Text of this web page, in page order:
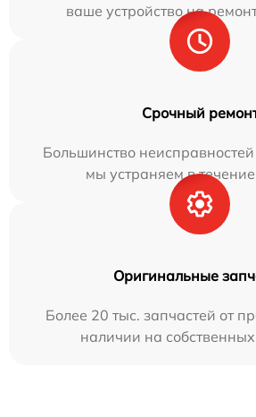
ваше устройство на
Срочный
Большинство
мы устраняем в
Оригинальные
Более 20 тыс. запчастей от
наличии на